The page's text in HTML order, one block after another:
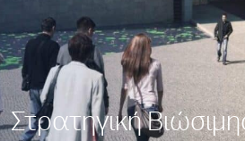
Στρατηγική